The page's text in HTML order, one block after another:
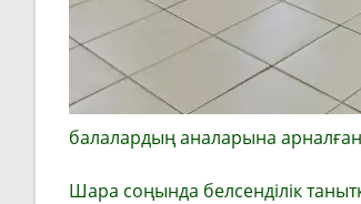
балалардың аналарына арналған
Шара соңында белсенділік